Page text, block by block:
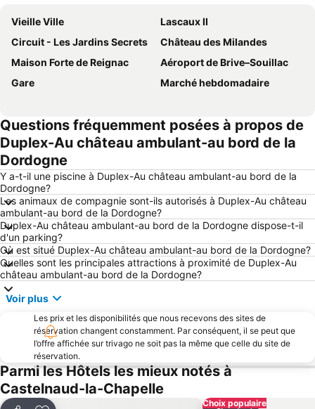
Vieille Ville
Lascaux II
Circuit - Les Jardins Secrets
Château des Milandes
Maison Forte de Reignac
Aéroport de Brive–Souillac
Gare
Marché hebdomadaire
Questions fréquemment posées à propos de
Duplex-Au château ambulant-au bord de la
Dordogne
Y a-t-il une piscine à Duplex-Au château ambulant-au bord de la
Dordogne?
Les animaux de compagnie sont-ils autorisés à Duplex-Au château
ambulant-au bord de la Dordogne?
Duplex-Au château ambulant-au bord de la Dordogne dispose-t-il
d'un parking?
Où est situé Duplex-Au château ambulant-au bord de la Dordogne?
Quelles sont les principales attractions à proximité de Duplex-Au
château ambulant-au bord de la Dordogne?
Voir plus
Les prix et les disponibilités que nous recevons des sites de
réservation changent constamment. Par conséquent, il se peut que
l’offre affichée sur trivago ne soit pas la même que celle du site de
réservation.
Parmi les Hôtels les mieux notés à
Castelnaud-la-Chapelle
Choix populaire